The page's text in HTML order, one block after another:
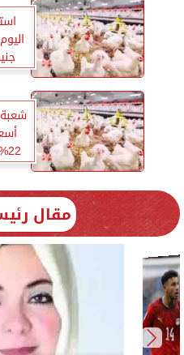
22% بعد انتهاء موسم رمضان
مقال